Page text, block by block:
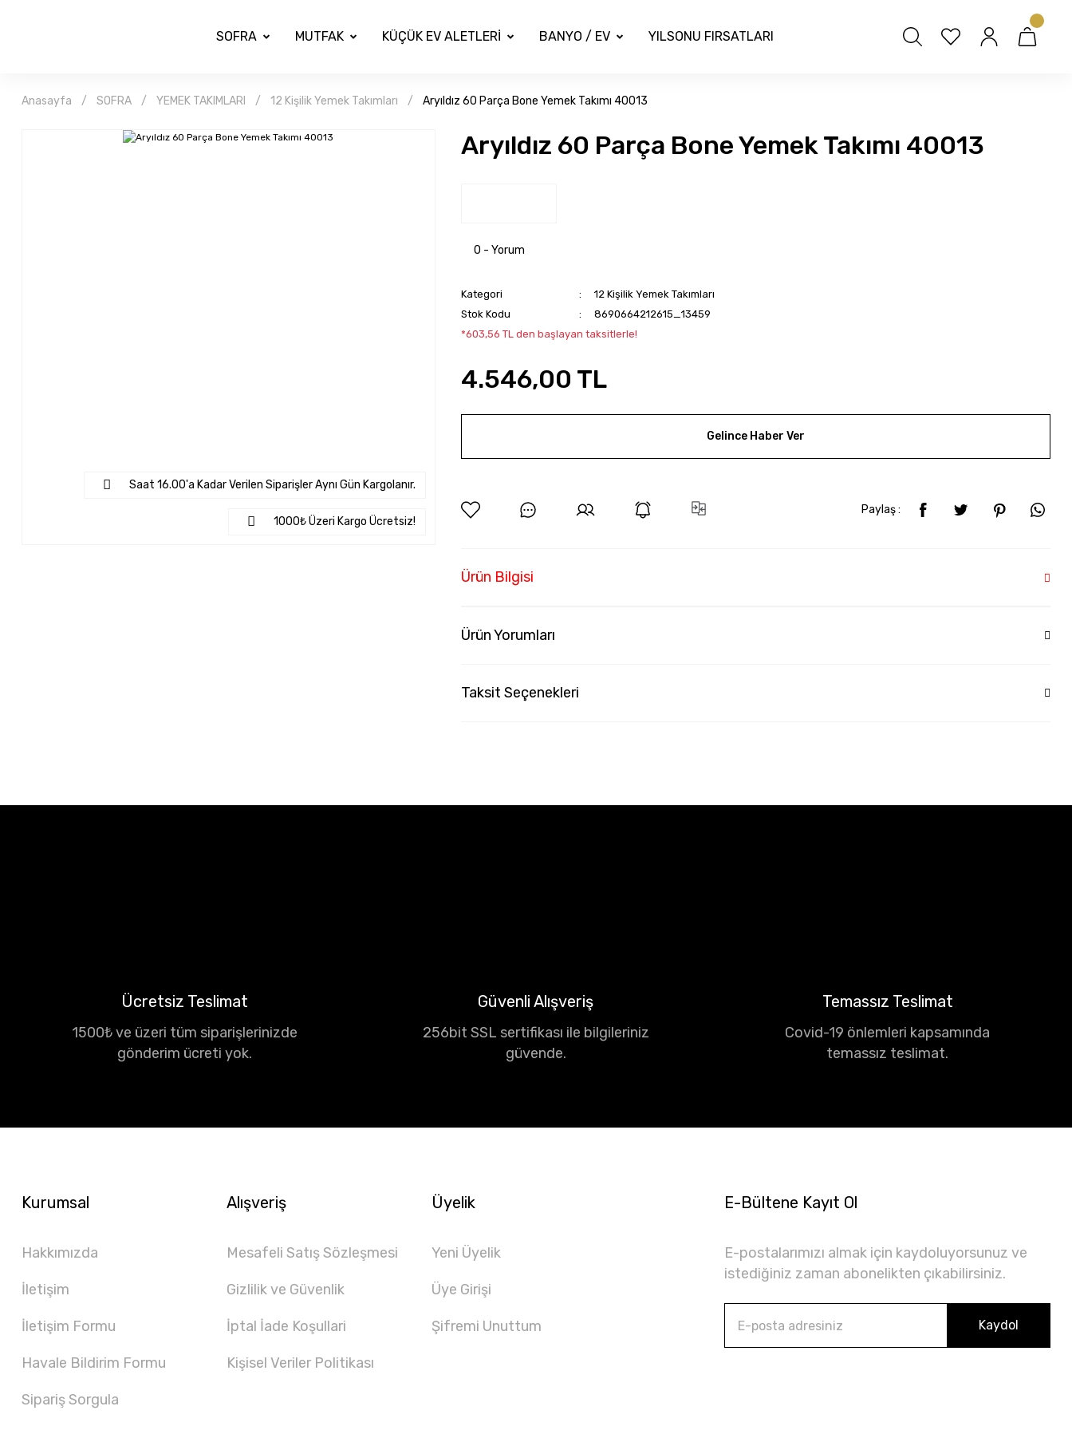
SOFRA MUTFAK KÜÇÜK EV ALETLERİ BANYO / EV YILSONU FIRSATLARI
Anasayfa SOFRA YEMEK TAKIMLARI 12 Kişilik Yemek Takımları Aryıldız 60 Parça Bone Yemek Takımı 40013
Saat 16.00'a Kadar Verilen Siparişler Aynı Gün Kargolanır.
1000₺ Üzeri Kargo Ücretsiz!
Aryıldız 60 Parça Bone Yemek Takımı 40013
0 - Yorum
Kategori
12 Kişilik Yemek Takımları
Stok Kodu
8690664212615_13459
*603,56 TL den başlayan taksitlerle!
4.546,00 TL
Gelince Haber Ver
Paylaş :
Ürün Bilgisi
Ürün Yorumları
Taksit Seçenekleri
Ücretsiz Teslimat
1500₺ ve üzeri tüm siparişlerinizde
gönderim ücreti yok.
Güvenli Alışveriş
256bit SSL sertifikası ile bilgileriniz
güvende.
Temassız Teslimat
Covid-19 önlemleri kapsamında
temassız teslimat.
Kurumsal
Hakkımızda
İletişim
İletişim Formu
Havale Bildirim Formu
Sipariş Sorgula
Alışveriş
Mesafeli Satış Sözleşmesi
Gizlilik ve Güvenlik
İptal İade Koşullari
Kişisel Veriler Politikası
Üyelik
Yeni Üyelik
Üye Girişi
Şifremi Unuttum
E-Bültene Kayıt Ol
E-postalarımızı almak için kaydoluyorsunuz ve
istediğiniz zaman abonelikten çıkabilirsiniz.
Kaydol